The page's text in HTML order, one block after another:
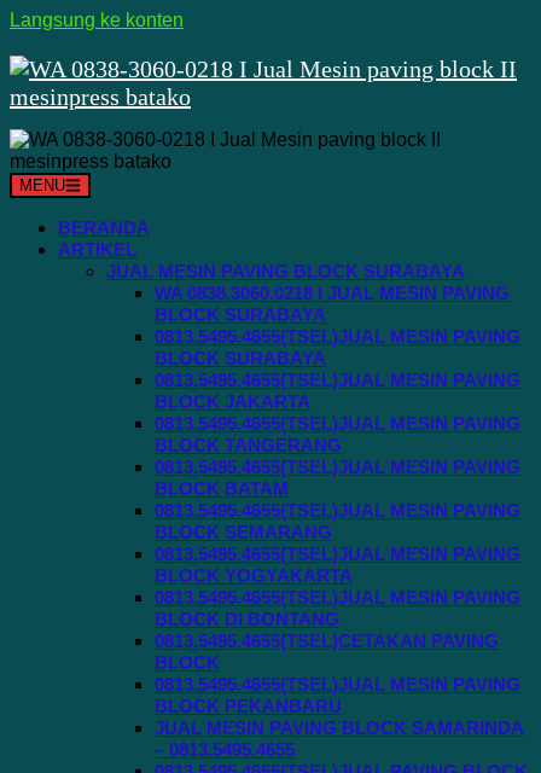
Langsung ke konten
MENU
BERANDA
ARTIKEL
JUAL MESIN PAVING BLOCK SURABAYA
WA 0838.3060.0218 I JUAL MESIN PAVING
BLOCK SURABAYA
0813.5495.4655(TSEL)JUAL MESIN PAVING
BLOCK SURABAYA
0813.5495.4655(TSEL)JUAL MESIN PAVING
BLOCK JAKARTA
0813.5495.4655(TSEL)JUAL MESIN PAVING
BLOCK TANGERANG
0813.5495.4655(TSEL)JUAL MESIN PAVING
BLOCK BATAM
0813.5495.4655(TSEL)JUAL MESIN PAVING
BLOCK SEMARANG
0813.5495.4655(TSEL)JUAL MESIN PAVING
BLOCK YOGYAKARTA
0813.5495.4655(TSEL)JUAL MESIN PAVING
BLOCK DI BONTANG
0813.5495.4655(TSEL)CETAKAN PAVING
BLOCK
0813.5495.4655(TSEL)JUAL MESIN PAVING
BLOCK PEKANBARU
JUAL MESIN PAVING BLOCK SAMARINDA
– 0813.5495.4655